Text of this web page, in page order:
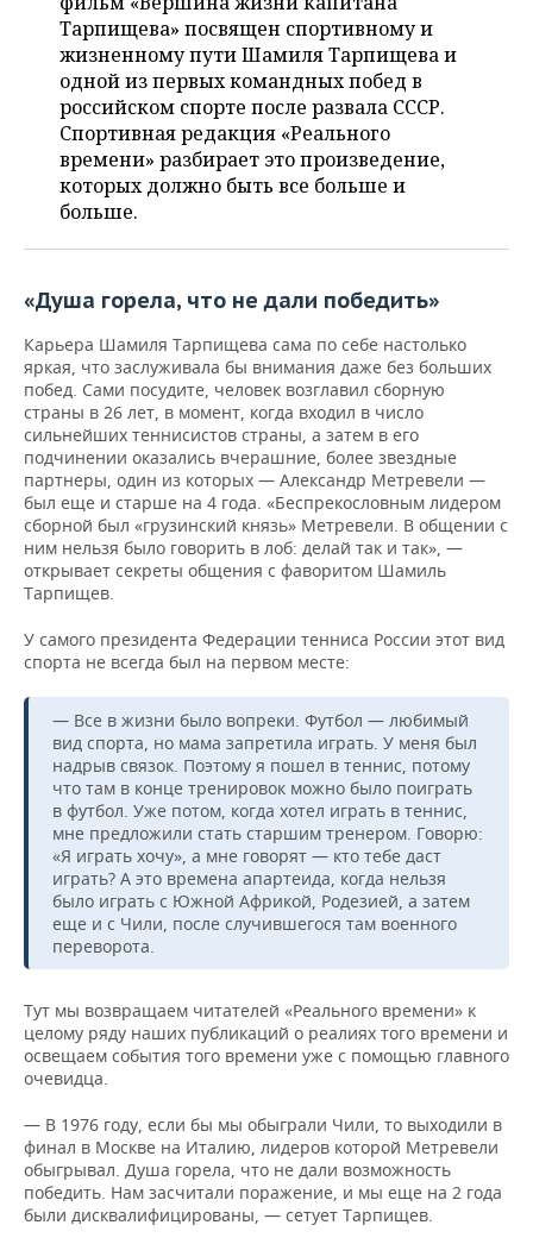
КИБЕРСПОРТ
ФИГУРНОЕ КАТАНИЕ
ВОДНЫЕ ВИДЫ СПОРТА
ХОККЕЙ С МЯЧОМ
КУЛЬТУРА
МЕДИЦИНА
ОБРАЗОВАНИЕ
ПРОИСШЕСТВИЯ
СПИСОК КОМПАНИЙ
Тарпищева» посвящен спортивному и
жизненному пути Шамиля Тарпищева и
одной из первых командных побед в
российском спорте после развала СССР.
Спортивная редакция «Реального
времени» разбирает это произведение,
которых должно быть все больше и
больше.
«Душа горела, что не дали победить»
Карьера Шамиля Тарпищева сама по себе настолько
яркая, что заслуживала бы внимания даже без больших
побед. Сами посудите, человек возглавил сборную
страны в 26 лет, в момент, когда входил в число
сильнейших теннисистов страны, а затем в его
подчинении оказались вчерашние, более звездные
партнеры, один из которых — Александр Метревели —
был еще и старше на 4 года. «Беспрекословным лидером
сборной был «грузинский князь» Метревели. В общении с
ним нельзя было говорить в лоб: делай так и так», —
открывает секреты общения с фаворитом Шамиль
Тарпищев.
У самого президента Федерации тенниса России этот вид
спорта не всегда был на первом месте:
— Все в жизни было вопреки. Футбол — любимый
вид спорта, но мама запретила играть. У меня был
надрыв связок. Поэтому я пошел в теннис, потому
что там в конце тренировок можно было поиграть
в футбол. Уже потом, когда хотел играть в теннис,
мне предложили стать старшим тренером. Говорю:
«Я играть хочу», а мне говорят — кто тебе даст
играть? А это времена апартеида, когда нельзя
было играть с Южной Африкой, Родезией, а затем
еще и с Чили, после случившегося там военного
переворота.
Тут мы возвращаем читателей «Реального времени» к
целому ряду наших публикаций о реалиях того времени и
освещаем события того времени уже с помощью главного
очевидца.
— В 1976 году, если бы мы обыграли Чили, то выходили в
финал в Москве на Италию, лидеров которой Метревели
обыгрывал. Душа горела, что не дали возможность
победить. Нам засчитали поражение, и мы еще на 2 года
были дисквалифицированы, — сетует Тарпищев.